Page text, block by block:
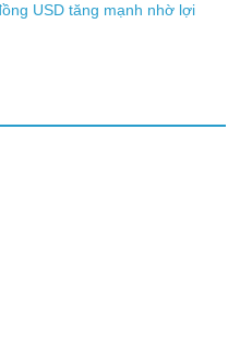
USD tăng mạnh nhờ lợi